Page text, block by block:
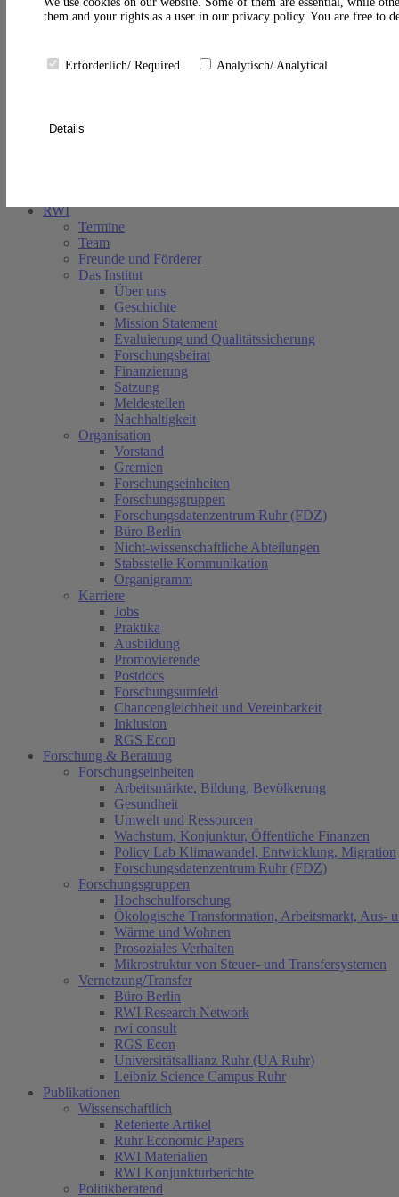
Suche schließen
RWI
Termine
Team
Freunde und Förderer
Das Institut
Über uns
Geschichte
Mission Statement
Evaluierung und Qualitätssicherung
Forschungsbeirat
Finanzierung
Satzung
Meldestellen
Nachhaltigkeit
Organisation
Vorstand
Gremien
Forschungseinheiten
Forschungsgruppen
Forschungsdatenzentrum Ruhr (FDZ)
Büro Berlin
Nicht-wissenschaftliche Abteilungen
Stabsstelle Kommunikation
Organigramm
Karriere
Jobs
Praktika
Ausbildung
Promovierende
Postdocs
Forschungsumfeld
Chancengleichheit und Vereinbarkeit
Inklusion
RGS Econ
Forschung & Beratung
Forschungseinheiten
Arbeitsmärkte, Bildung, Bevölkerung
Gesundheit
Umwelt und Ressourcen
Wachstum, Konjunktur, Öffentliche Finanzen
Policy Lab Klimawandel, Entwicklung, Migration
Forschungsdatenzentrum Ruhr (FDZ)
Forschungsgruppen
Hochschulforschung
Ökologische Transformation, Arbeitsmarkt, Aus-
Wärme und Wohnen
Prosoziales Verhalten
Mikrostruktur von Steuer- und Transfersystemen
Vernetzung/Transfer
Büro Berlin
RWI Research Network
rwi consult
RGS Econ
Universitätsallianz Ruhr (UA Ruhr)
Leibniz Science Campus Ruhr
Publikationen
Wissenschaftlich
Referierte Artikel
Ruhr Economic Papers
RWI Materialien
RWI Konjunkturberichte
Politikberatend
them and your rights as a user in our privacy policy. You are free to
Erforderlich/ Required Analytisch/ Analytical
Details